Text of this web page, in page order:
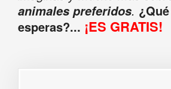
animales preferidos. ¿Qué
esperas?... ¡ES GRATIS!